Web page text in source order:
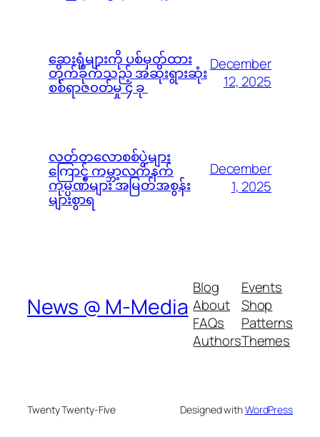
ဆေးရုံများကို ပစ်မှတ်ထား
တိုက်ခိုက်သည့် အဆိုးရွားဆုံး
စစ်ရာဇ၀တ်မှု ၄ ခု
December
12, 2025
လတ်တလောစစ်ပွဲများ
ကြောင့် ကမ္ဘာ့လက်နက်
ကုမ္ပဏီများ အမြတ်အစွန်း
များစွာရ
December
1, 2025
News @ M-Media
Blog
About
FAQs
Authors
Events
Shop
Patterns
Themes
Twenty Twenty-Five Designed withWordPress